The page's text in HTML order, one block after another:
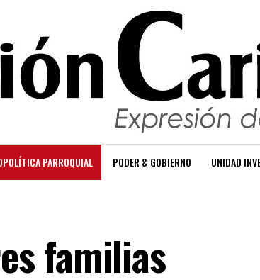
PARROQUIAL PODER & GOBIERNO UNIDAD
familias